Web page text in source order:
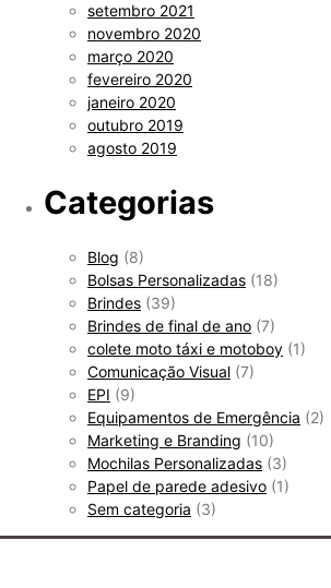
setembro 2021
novembro 2020
março 2020
fevereiro 2020
janeiro 2020
outubro 2019
agosto 2019
Categorias
Blog (8)
Bolsas Personalizadas (18)
Brindes (39)
Brindes de final de ano (7)
colete moto táxi e motoboy (1)
Comunicação Visual (7)
EPI (9)
Equipamentos de Emergência (2)
Marketing e Branding (10)
Mochilas Personalizadas (3)
Papel de parede adesivo (1)
Sem categoria (3)